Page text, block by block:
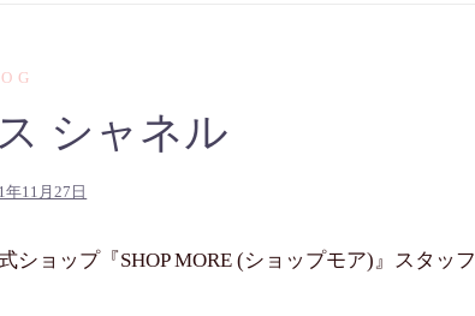
シャネル
年11月27日
ョップ『SHOP MORE (ショップモア)』スタッフ